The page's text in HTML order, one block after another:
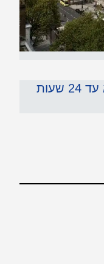
אפשרות ביטול והחזר מלא עד 24 שעות